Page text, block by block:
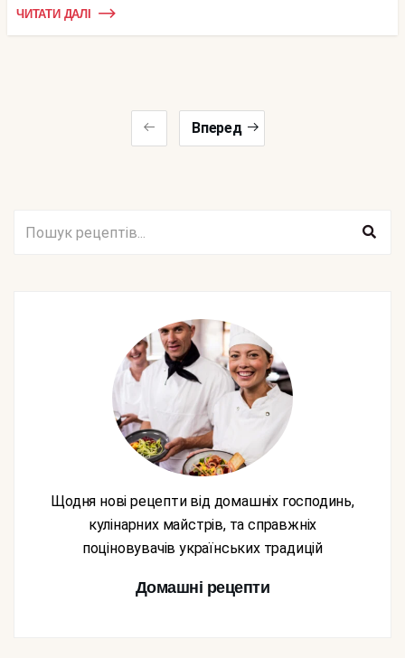
ЧИТАТИ ДАЛІ
Вперед
Щодня нові рецепти від домашніх господинь,
кулінарних майстрів, та справжніх
поціновувачів українських традицій
Домашні рецепти